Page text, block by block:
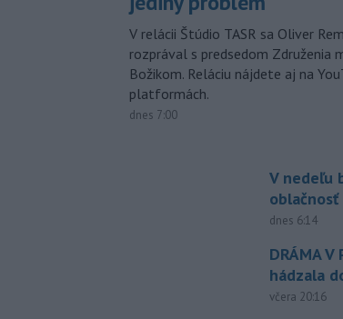
V relácii Štúdio TASR sa Oliver
rozprával s predsedom Združenia
Božikom. Reláciu nájdete aj na
platformách.
dnes 7:00
V nedeľu
oblačnosť
dnes 6:14
DRÁMA V
hádzala
včera 20:16